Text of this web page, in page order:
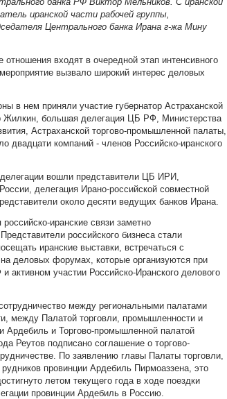
иранской части рабочей группы,
Центрального банка Ирана г-жа Мину
отношения входят в очередной этап интенсивного
вызвало широкий интерес деловых
в нем приняли участие губернатор Астраханской
Жилкин, большая делегация ЦБ РФ, Министерства
Астраханской торгово-промышленной палаты,
двадцати компаний - членов Российско-иранского
делегации вошли представители ЦБ ИРИ,
делегация Ирано-российской совместной
около десяти ведущих банков Ирана.
иранские связи заметно
российского бизнеса стали
иранские выставки, встречаться с
деловых форумах, которые организуются при
активном участии Российско-Иранского делового
между региональными палатами
между Палатой торговли, промышленности и
Ардебиль и Торгово-промышленной палатой
Реутов подписано соглашение о торгово-
По заявлению главы Палаты торговли,
провинции Ардебиль Пирмоаззена, это
летом текущего года в ходе поездки
провинции Ардебиль в Россию.